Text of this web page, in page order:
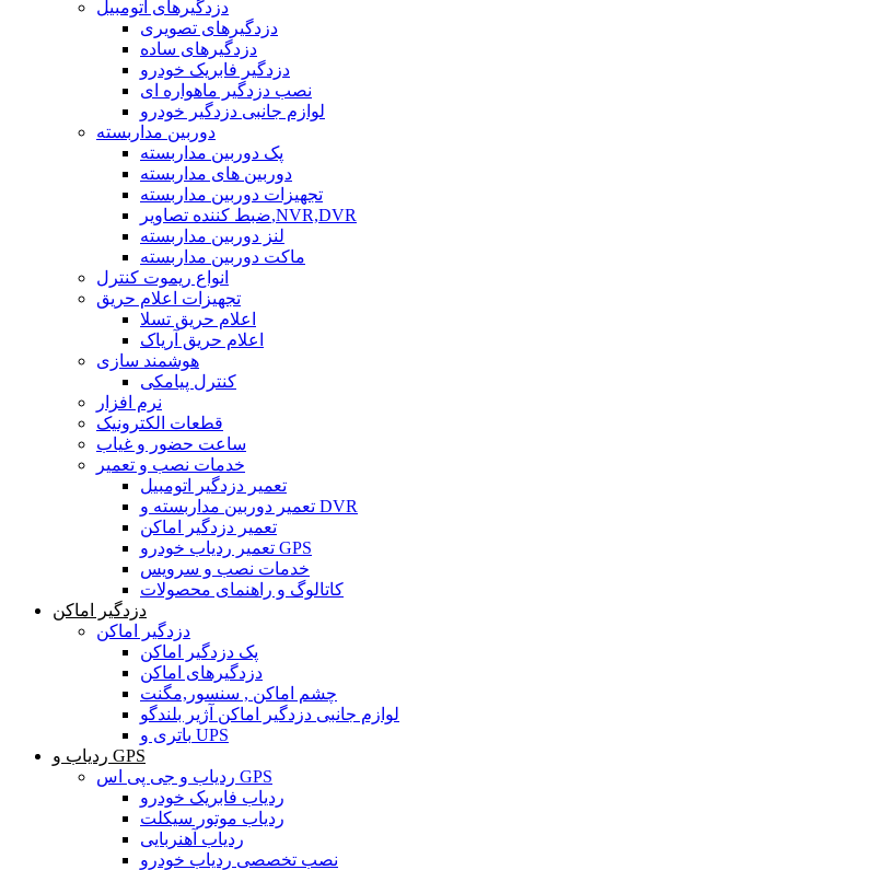
دزدگیرهای اتومبیل
دزدگیرهای تصویری
دزدگیرهای ساده
دزدگیر فابریک خودرو
نصب دزدگیر ماهواره ای
لوازم جانبی دزدگیر خودرو
دوربین مداربسته
پک دوربین مداربسته
دوربین های مداربسته
تجهیزات دوربین مداربسته
ضبط کننده تصاویر,NVR,DVR
لنز دوربین مداربسته
ماکت دوربین مداربسته
انواع ریموت کنترل
تجهیزات اعلام حریق
اعلام حریق تسلا
اعلام حریق آریاک
هوشمند سازی
کنترل پیامکی
نرم افزار
قطعات الکترونیک
ساعت حضور و غیاب
خدمات نصب و تعمیر
تعمیر دزدگیر اتومبیل
تعمیر دوربین مداربسته و DVR
تعمیر دزدگیر اماکن
تعمیر ردیاب خودرو GPS
خدمات نصب و سرویس
کاتالوگ و راهنمای محصولات
دزدگیر اماکن
دزدگیر اماکن
پک دزدگیر اماکن
دزدگیرهای اماکن
چشم اماکن , سنسور,مگنت
لوازم جانبی دزدگیر اماکن آژیر بلندگو
باتری و UPS
ردیاب و GPS
ردیاب و جی پی اس GPS
ردیاب فابریک خودرو
ردیاب موتور سیکلت
ردیاب آهنربایی
نصب تخصصی ردیاب خودرو